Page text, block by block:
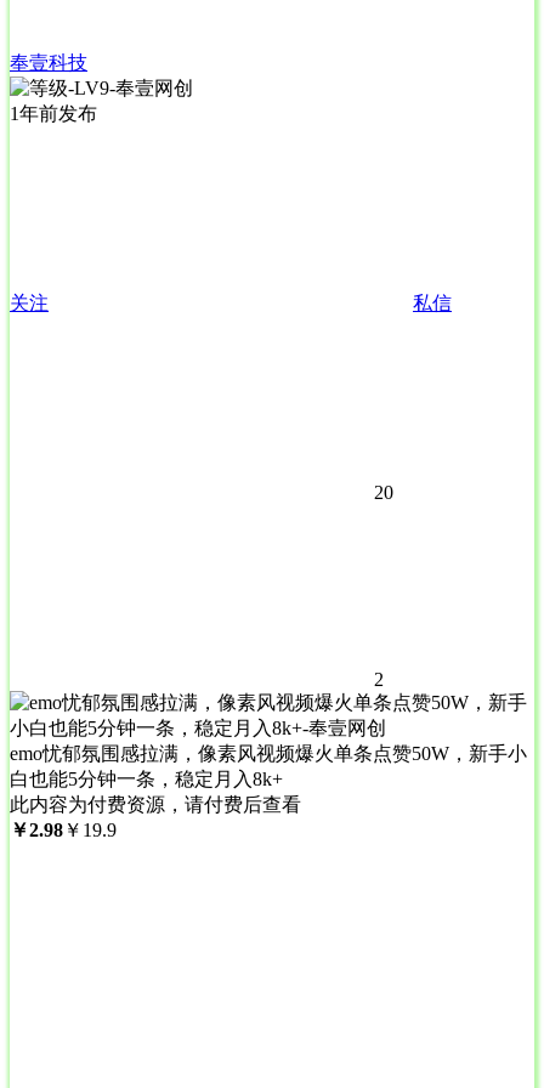
奉壹科技
1年前发布
关注 私信
20
2
emo忧郁氛围感拉满，像素风视频爆火单条点赞50W，新手小
白也能5分钟一条，稳定月入8k+
此内容为付费资源，请付费后查看
￥2.98 ￥ 19.9